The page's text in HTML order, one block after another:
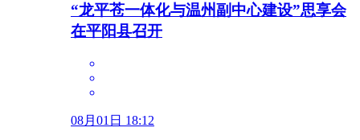
“龙平苍一体化与温州副中心建设”思享会
在平阳县召开
08月01日 18:12